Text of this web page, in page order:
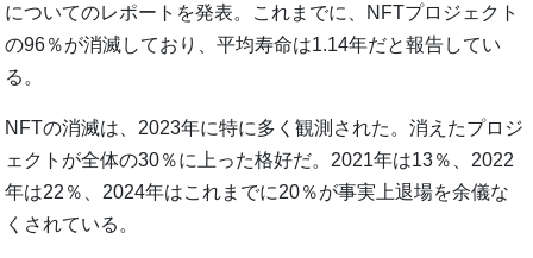
についてのレポートを発表。これまでに、NFTプロジェクト
の96％が消滅しており、平均寿命は1.14年だと報告してい
る。
NFTの消滅は、2023年に特に多く観測された。消えたプロジ
ェクトが全体の30％に上った格好だ。2021年は13％、2022
年は22％、2024年はこれまでに20％が事実上退場を余儀な
くされている。